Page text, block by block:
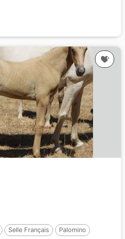
Selle Français
Palomino